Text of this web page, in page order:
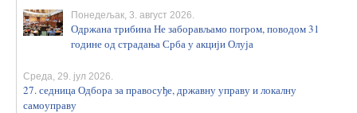
Понедељак, 3. август 2026.
Одржана трибина Не заборављамо погром, поводом 31
године од страдања Срба у акцији Олуја
Среда, 29. јул 2026.
27. седница Одбора за правосуђе, државну управу и локалну
самоуправу